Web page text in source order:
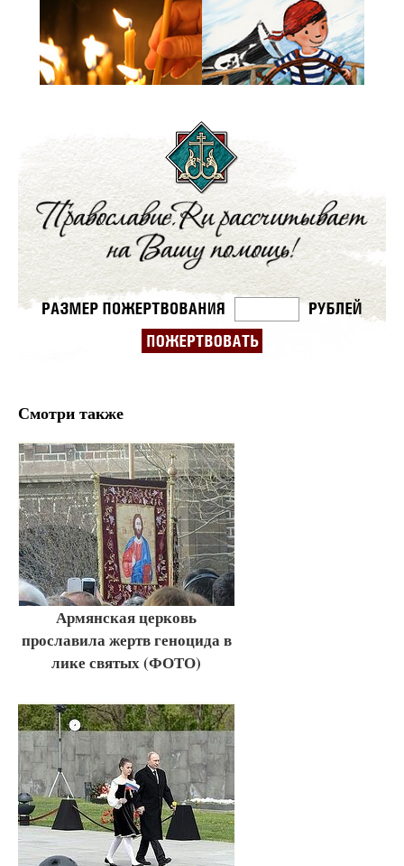
Смотри также
Армянская церковь
прославила жертв геноцида в
лике святых (ФОТО)